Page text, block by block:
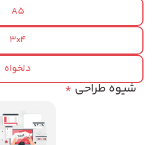
A5
3x4
دلخواه
*شیوه طراحی